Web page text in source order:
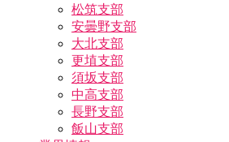
松筑支部
安曇野支部
大北支部
更埴支部
須坂支部
中高支部
長野支部
飯山支部